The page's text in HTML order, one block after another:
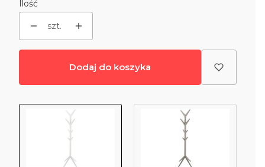
Ilość
szt.
Dodaj do koszyka